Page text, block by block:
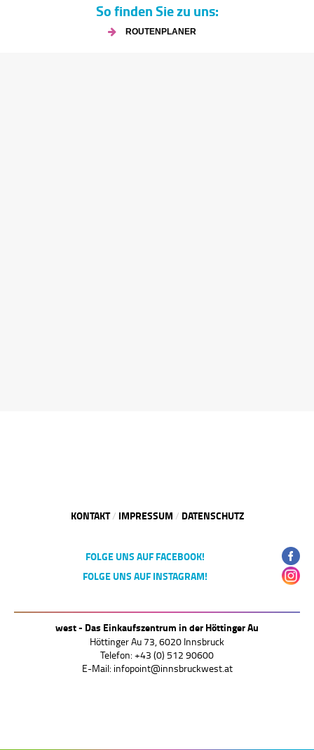
So finden Sie zu uns:
ROUTENPLANER
KONTAKT/ IMPRESSUM / DATENSCHUTZ
FOLGE UNS AUF FACEBOOK!
FOLGE UNS AUF INSTAGRAM!
west - Das Einkaufszentrum in der Höttinger Au
Höttinger Au 73, 6020 Innsbruck
Telefon: +43 (0) 512 90600
E-Mail: infopoint@innsbruckwest.at